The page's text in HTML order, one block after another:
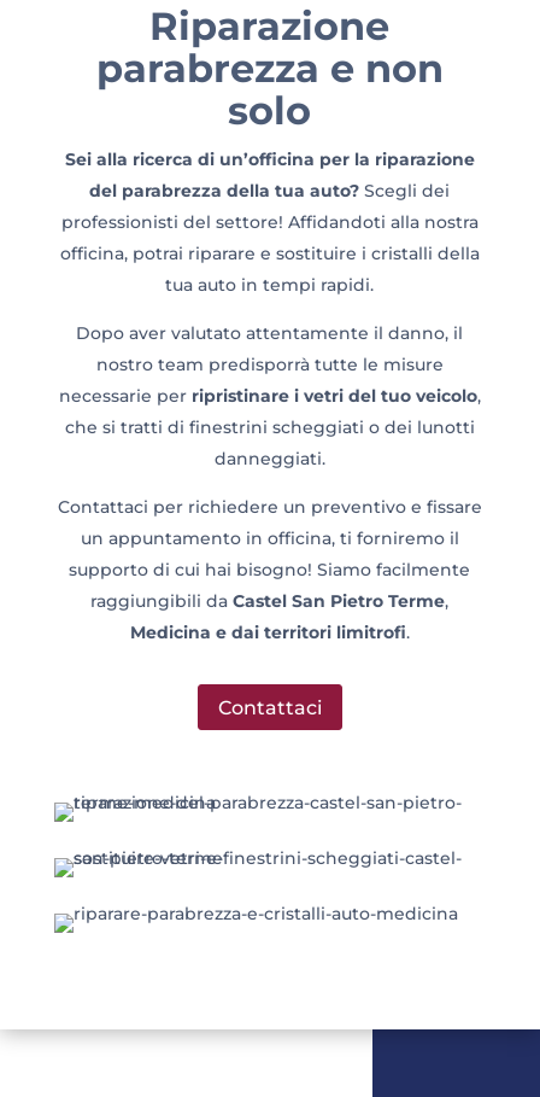
Riparazione
parabrezza e non
solo
Sei alla ricerca di un’officina per la riparazione
del parabrezza della tua auto? Scegli dei
professionisti del settore! Affidandoti alla nostra
officina, potrai riparare e sostituire i cristalli della
tua auto in tempi rapidi.
Dopo aver valutato attentamente il danno, il
nostro team predisporrà tutte le misure
necessarie per ripristinare i vetri del tuo veicolo,
che si tratti di finestrini scheggiati o dei lunotti
danneggiati.
Contattaci per richiedere un preventivo e fissare
un appuntamento in officina, ti forniremo il
supporto di cui hai bisogno! Siamo facilmente
raggiungibili daCastel San Pietro Terme,
Medicina e dai territori limitrofi.
Contattaci